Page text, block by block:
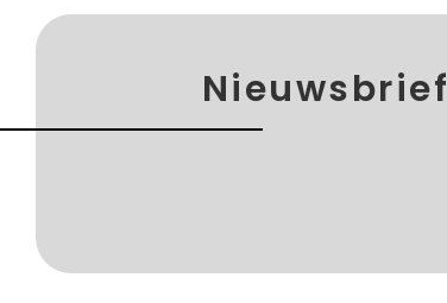
Nieuwsbrief